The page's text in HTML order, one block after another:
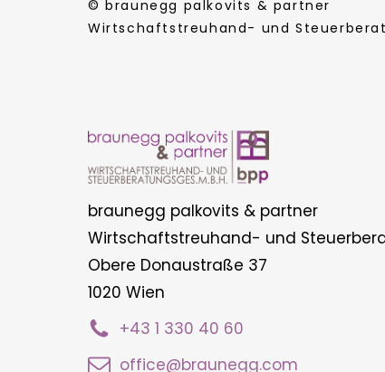
© braunegg palkovits & partner
Wirtschaftstreuhand- und
braunegg palkovits & partner
Wirtschaftstreuhand- und
Obere Donaustraße 37
1020 Wien
+43 1 330 40 60
office@braunegg.com